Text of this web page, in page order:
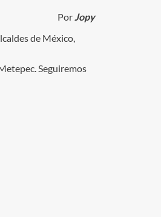
PorJopy
de México,
Seguiremos